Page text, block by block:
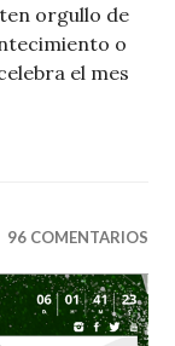
orgullo de
o
el mes
96 COMENTARIOS